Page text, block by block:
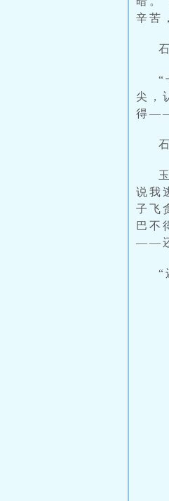
辛苦
“
尖，
得——
说我
子飞
巴不
——还
“